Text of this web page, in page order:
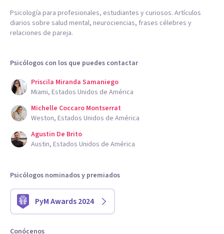
Psicología para profesionales, estudiantes y curiosos. Artículos
diarios sobre salud mental, neurociencias, frases célebres y
relaciones de pareja.
Psicólogos con los que puedes contactar
Priscila Miranda Samaniego
Miami, Estados Unidos de América
Michelle Coccaro Montserrat
Weston, Estados Unidos de América
Agustin De Brito
Austin, Estados Unidos de América
Psicólogos nominados y premiados
PyM Awards 2024
Conócenos